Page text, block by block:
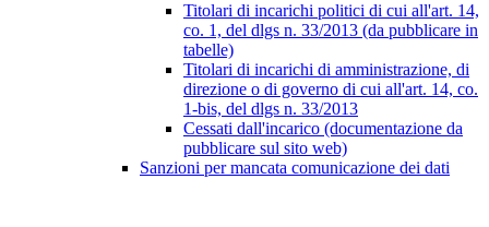
Titolari di incarichi politici di cui all'art. 14,
co. 1, del dlgs n. 33/2013 (da pubblicare in
tabelle)
Titolari di incarichi di amministrazione, di
direzione o di governo di cui all'art. 14, co.
1-bis, del dlgs n. 33/2013
Cessati dall'incarico (documentazione da
pubblicare sul sito web)
Sanzioni per mancata comunicazione dei dati